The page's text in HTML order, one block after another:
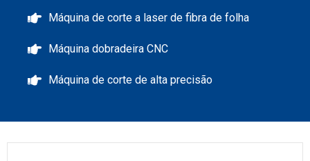
Máquina de corte a laser de fibra de folha
Máquina dobradeira CNC
Máquina de corte de alta precisão